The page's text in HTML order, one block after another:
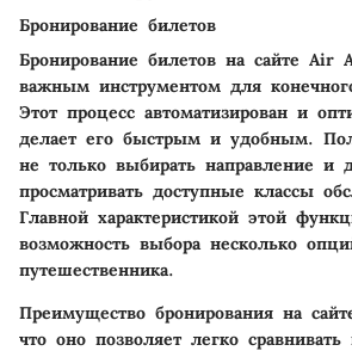
Бронирование билетов
Бронирование билетов на сайте Air
важным инструментом для
Этот процесс автоматизирован и
делает его быстрым и удобным.
не только выбирать направление и
просматривать доступные классы
Главной характеристикой этой
возможность выбора несколько
путешественника.
Преимущество бронирования на
что оно позволяет легко